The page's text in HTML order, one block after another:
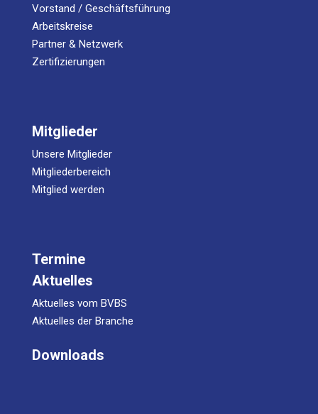
Vorstand / Geschäftsführung
Arbeitskreise
Partner & Netzwerk
Zertifizierungen
Mitglieder
Unsere Mitglieder
Mitgliederbereich
Mitglied werden
Termine
Aktuelles
Aktuelles vom BVBS
Aktuelles der Branche
Downloads